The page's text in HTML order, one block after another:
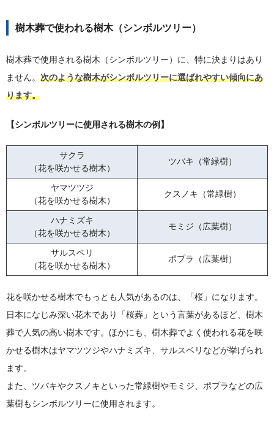
樹木葬で使われる樹木（シンボルツリー）
樹木葬で使用される樹木（シンボルツリー）に、特に決まりはあり
ません。 次のような樹木がシンボルツリーに選ばれやすい傾向にあ
ります。
【シンボルツリーに使用される樹木の例】
サクラ
（花を咲かせる樹木）
ツバキ（常緑樹）
ヤマツツジ
（花を咲かせる樹木）
クスノキ（常緑樹）
ハナミズキ
（花を咲かせる樹木）
モミジ（広葉樹）
サルスベリ
（花を咲かせる樹木）
ポプラ（広葉樹）
花を咲かせる樹木でもっとも人気があるのは、「桜」になります。
日本になじみ深い花木であり「桜葬」という言葉があるほど、樹木
葬で人気の高い樹木です。ほかにも、樹木葬でよく使われる花を咲
かせる樹木はヤマツツジやハナミズキ、サルスベリなどが挙げられ
ます。
また、ツバキやクスノキといった常緑樹やモミジ、ポプラなどの広
葉樹もシンボルツリーに使用されます。